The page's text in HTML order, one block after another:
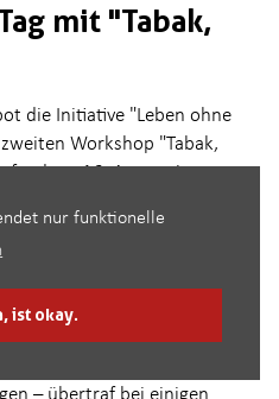
nur funktionelle
ist okay.
mit "Tabak,
die Initiative "Leben ohne
Workshop "Tabak,
fand am 16. August in
sich pädagogische
der Suchtberatung
um
kennenzulernen.